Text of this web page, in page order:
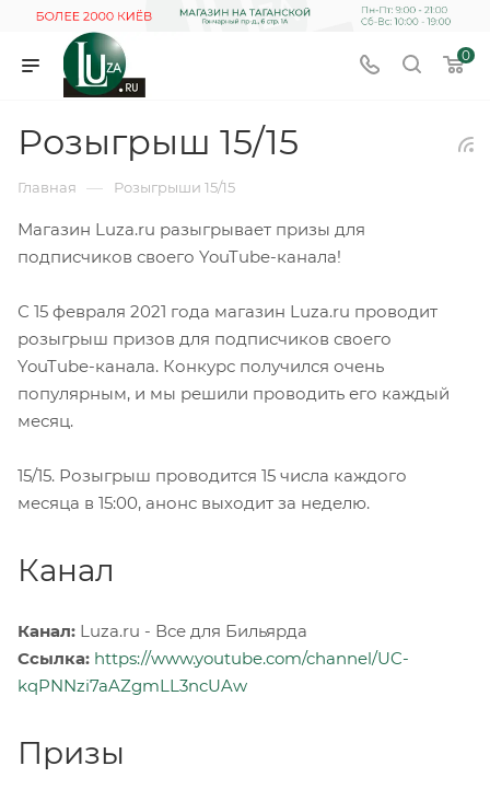
0
Розыгрыш 15/15
Главная — Розыгрыши 15/15
Магазин Luza.ru разыгрывает призы для
подписчиков своего YouTube-канала!
С 15 февраля 2021 года магазин Luza.ru проводит
розыгрыш призов для подписчиков своего
YouTube-канала. Конкурс получился очень
популярным, и мы решили проводить его каждый
месяц.
15/15. Розыгрыш проводится 15 числа каждого
месяца в 15:00, анонс выходит за неделю.
Канал
Канал: Luza.ru - Все для Бильярда
Ссылка: https://www.youtube.com/channel/UC-
kqPNNzi7aAZgmLL3ncUAw
Призы